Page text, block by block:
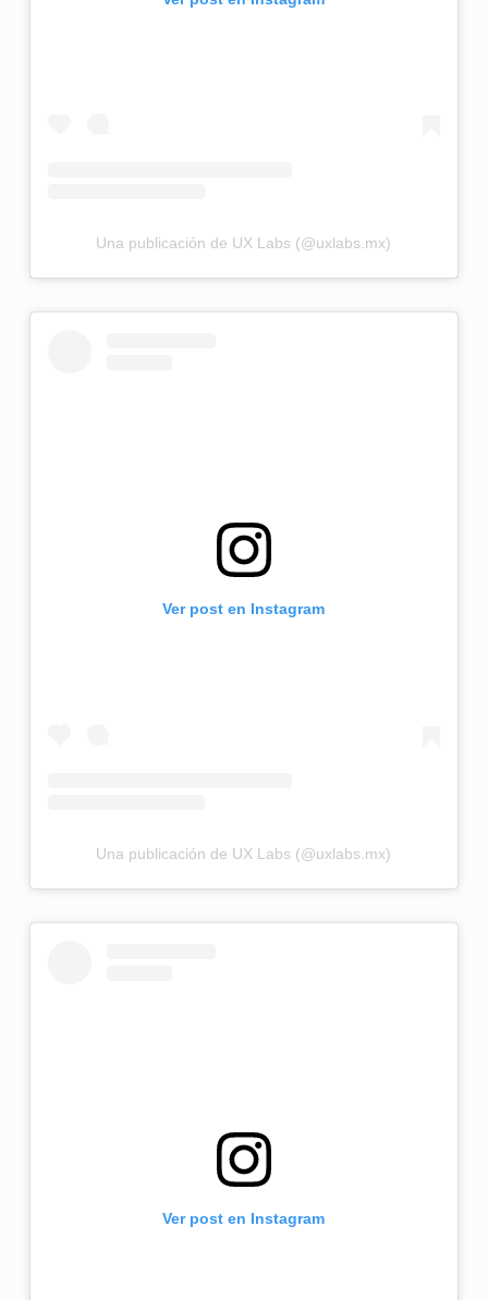
Una publicación de UX Labs (@uxlabs.mx)
Ver post en Instagram
Una publicación de UX Labs (@uxlabs.mx)
Ver post en Instagram